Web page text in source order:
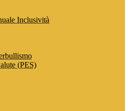
Inclusività
(PES)